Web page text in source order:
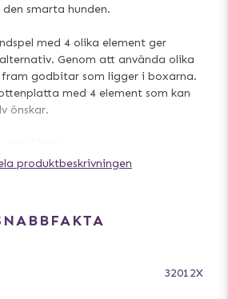
smarta hunden.
med 4 olika element ger
Genom att använda olika
godbitar som ligger i boxarna.
med 4 element som kan
önskar.
med tips och tricks för
produktbeskrivningen
32012X